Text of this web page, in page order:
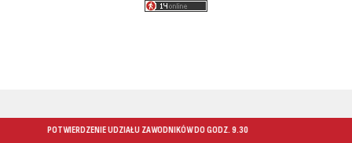
POTWIERDZENIE UDZIAŁU ZAWODNIKÓW DO GODZ. 9.30